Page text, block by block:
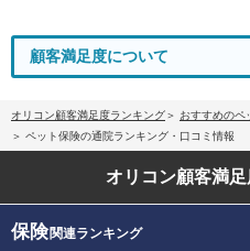
顧客満足度について
オリコン顧客満足度ランキング おすすめのペ
ペット保険の通院ランキング・口コミ情報
オリコン顧客満足
保険関連ランキング